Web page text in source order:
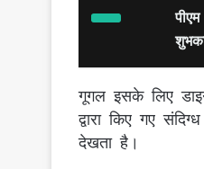
गूगल इसके लिए
द्वारा किए गए
देखता है।